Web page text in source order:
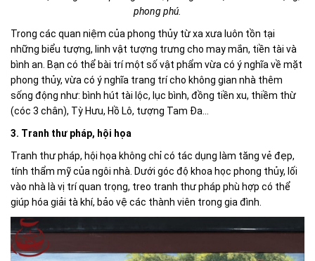
phong phú.
Trong các quan niệm của phong thủy từ xa xưa luôn tồn tại
những biểu tượng, linh vật tượng trưng cho may mắn, tiền tài và
bình an. Bạn có thể bài trí một số vật phẩm vừa có ý nghĩa về mặt
phong thủy, vừa có ý nghĩa trang trí cho không gian nhà thêm
sống động như: bình hút tài lộc, lục bình, đồng tiền xu, thiềm thừ
(cóc 3 chân), Tỳ Hưu, Hồ Lô, tượng Tam Đa...
3. Tranh thư pháp, hội họa
Tranh thư pháp, hội họa không chỉ có tác dụng làm tăng vẻ đẹp,
tính thẩm mỹ của ngôi nhà. Dưới góc độ khoa học phong thủy, lối
vào nhà là vị trí quan trọng, treo tranh thư pháp phù hợp có thể
giúp hóa giải tà khí, bảo vệ các thành viên trong gia đình.